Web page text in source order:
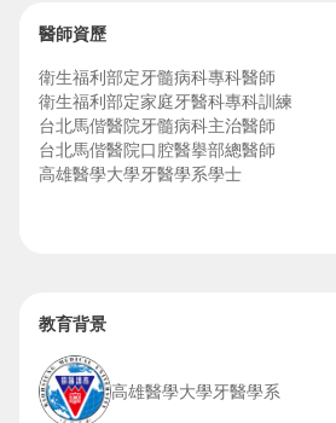
醫師資歷
衛生福利部定牙髓病科專科醫師
衛生福利部定家庭牙醫科專科訓練
台北馬偕醫院牙髓病科主治醫師
台北馬偕醫院口腔醫擧部總醫師
高雄醫學大學牙醫學系學士
教育背景
高雄醫學大學牙醫學系